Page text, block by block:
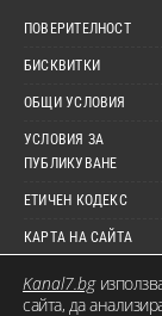
ПОВЕРИТЕЛНОСТ
БИСКВИТКИ
ОБЩИ УСЛОВИЯ
УСЛОВИЯ ЗА
ПУБЛИКУВАНЕ
ЕТИЧЕН КОДЕКС
КАРТА НА САЙТА
Kanal7.bg
сайта, да